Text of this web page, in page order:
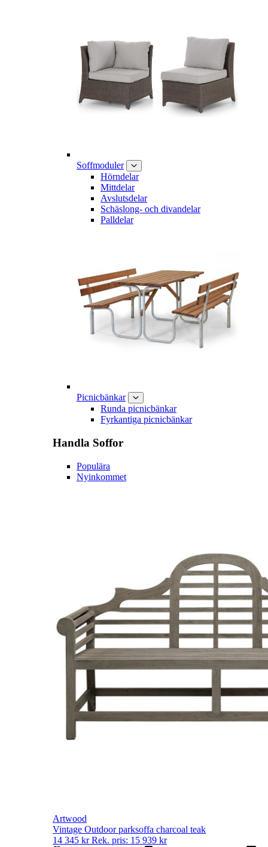
Soffmoduler
Hörndelar
Mittdelar
Avslutsdelar
Schäslong- och divandelar
Palldelar
Picnicbänkar
Runda picnicbänkar
Fyrkantiga picnicbänkar
Handla Soffor
Populära
Nyinkommet
Artwood
Vintage Outdoor parksoffa charcoal teak
14 345 kr Rek. pris: 15 939 kr